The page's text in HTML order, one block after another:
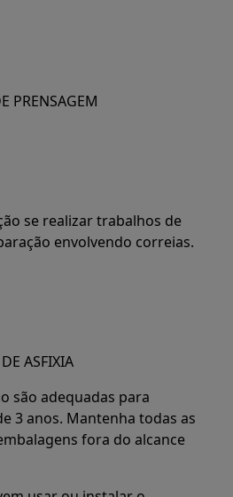
PRENSAGEM
se realizar trabalhos de
envolvendo correias.
ASFIXIA
são adequadas para
3 anos. Mantenha todas as
fora do alcance